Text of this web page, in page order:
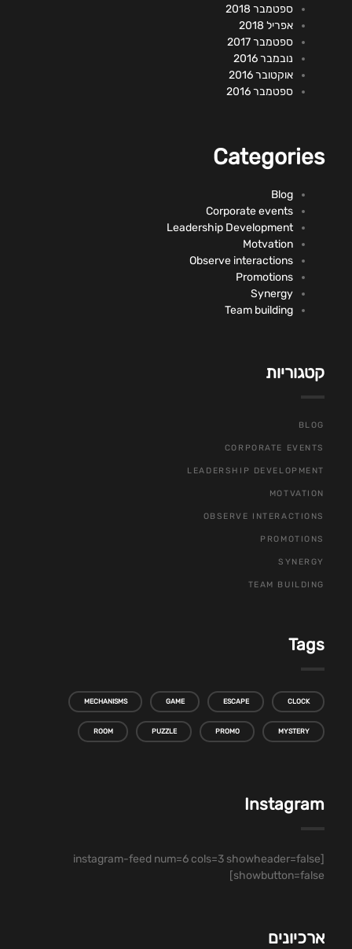
ספטמבר 2018
אפריל 2018
ספטמבר 2017
נובמבר 2016
אוקטובר 2016
ספטמבר 2016
Categories
Blog
Corporate events
Leadership Development
Motvation
Observe interactions
Promotions
Synergy
Team building
קטגוריות
BLOG
CORPORATE EVENTS
LEADERSHIP DEVELOPMENT
MOTVATION
OBSERVE INTERACTIONS
PROMOTIONS
SYNERGY
TEAM BUILDING
Tags
CLOCK
ESCAPE
GAME
MECHANISMS
MYSTERY
PROMO
PUZZLE
ROOM
Instagram
[instagram-feed num=6 cols=3 showheader=false
showbutton=false]
ארכיונים